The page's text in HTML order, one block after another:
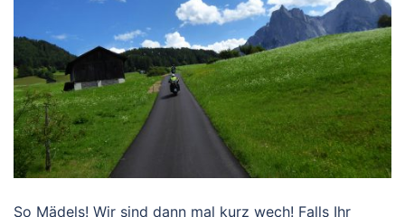
So Mädels! Wir sind dann mal kurz wech! Falls Ihr